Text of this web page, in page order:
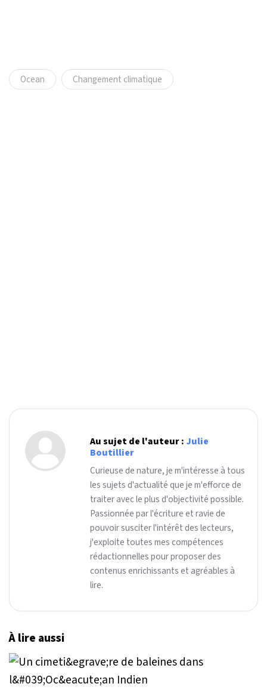
Ocean Changement climatique
Au sujet de l'auteur : Julie
Boutillier
Curieuse de nature, je m'intéresse à tous
les sujets d'actualité que je m'efforce de
traiter avec le plus d'objectivité possible.
Passionnée par l'écriture et ravie de
pouvoir susciter l'intérêt des lecteurs,
j'exploite toutes mes compétences
rédactionnelles pour proposer des
contenus enrichissants et agréables à
lire.
À lire aussi